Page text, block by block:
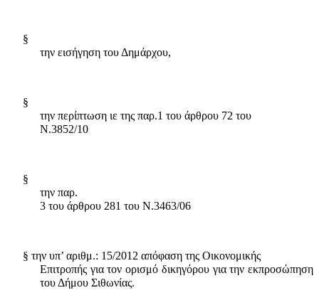
§
την εισήγηση του Δημάρχου,
§
την περίπτωση ιε της παρ.1 του άρθρου 72 του
Ν.3852/10
§
την παρ.
3 του άρθρου 281 του Ν.3463/06
§ την υπ’ αριθμ.: 15/2012 απόφαση της Οικονομικής
Επιτροπής για τον ορισμό δικηγόρου για την εκπροσώπηση
του Δήμου Σιθωνίας.